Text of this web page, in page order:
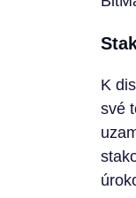
K
své